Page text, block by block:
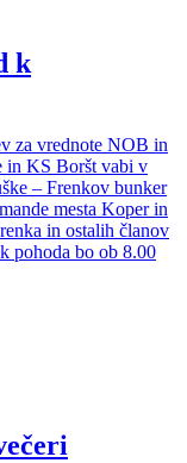
k
za vrednote NOB in
in KS Boršt vabi v
– Frenkov bunker
mesta Koper in
in ostalih članov
pohoda bo ob 8.00